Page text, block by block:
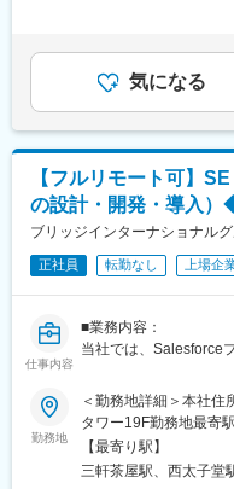
ってくださる方を広く
3．顧客の課題/ニーズ
し込む
4．課題/ニーズに応え
サイエンティストと協
5．顧客の現在の業務
ンプライアンスなど考
映する
6．開発進捗や品質の
7．PL/PMの指示にも
■入社後の流れ：
まずは当社のデータ分
法論やSQLの記法等を
オファー年収はご経
タイムプロモーション
あります。一般的な半
が給与に反映されるた
社員もおります。賃金
じて上下する可能性が
記です。
気になる
【フルリモート可】
の設計・開発・導入
ブリッジインターナショナル
正社員 転勤なし 上場企
仕事内容
■業務内容：
当社では、Salesforce
す。
このポジションでは、
ションの構築や最適化
客体験の向上に貢献し
勤務地
＜勤務地詳細＞本社住
タワー19F勤務地最寄
対策：屋内全面禁煙
【最寄り駅】
三軒茶屋駅、西太子堂